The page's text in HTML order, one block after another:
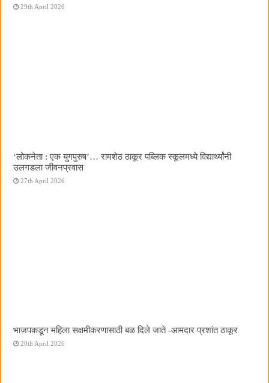
29th April 2026
‌‘लोकनेता : एक युगपुरुष‌’… रामशेठ ठाकूर पब्लिक स्कूलमध्ये विद्यार्थ्यांनी
उलगडला जीवनप्रवास
27th April 2026
भाजपकडून महिला सक्षमीकरणासाठी बळ दिले जाते -आमदार प्रशांत ठाकूर
20th April 2026